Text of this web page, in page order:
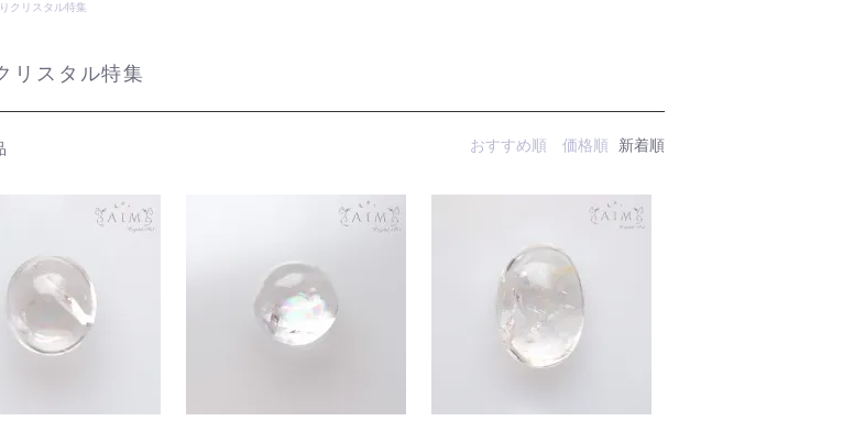
クリスタル特集
リスタル特集
おすすめ順 価格順 新着順